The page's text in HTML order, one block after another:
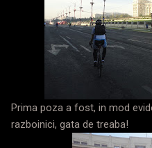
Prima poza a fost, in mod
razboinici, gata de treaba!